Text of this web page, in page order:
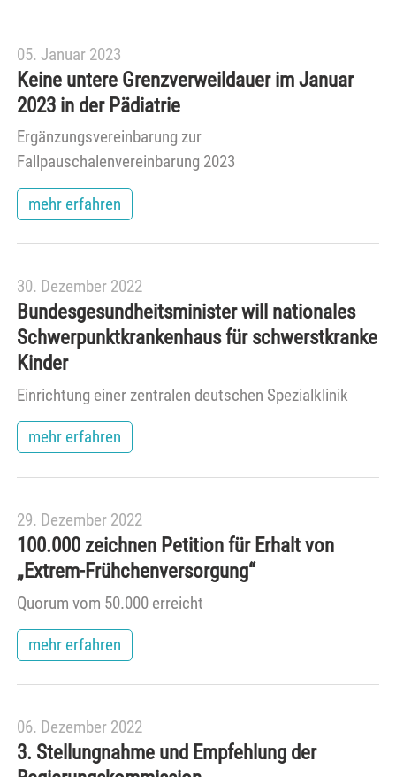
05. Januar 2023
Keine untere Grenzverweildauer im Januar
2023 in der Pädiatrie
Ergänzungsvereinbarung zur
Fallpauschalenvereinbarung 2023
mehr erfahren
30. Dezember 2022
Bundesgesund­heitsminister will nationales
Schwerpunkt­krankenhaus für schwerstkranke
Kinder
Einrichtung einer zentralen deutschen Spezialklinik
mehr erfahren
29. Dezember 2022
100.000 zeichnen Petition für Erhalt von
„Extrem-Frühchen­versorgung“
Quorum vom 50.000 erreicht
mehr erfahren
06. Dezember 2022
3. Stellungnahme und Empfehlung der